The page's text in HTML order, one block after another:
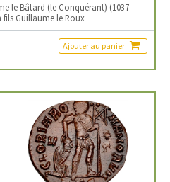
le Bâtard (le Conquérant) (1037-
fils Guillaume le Roux
Ajouter au panier